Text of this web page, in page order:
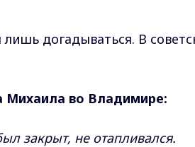
догадываться. В
Михаила во Владимире:
закрыт, не отапливался.